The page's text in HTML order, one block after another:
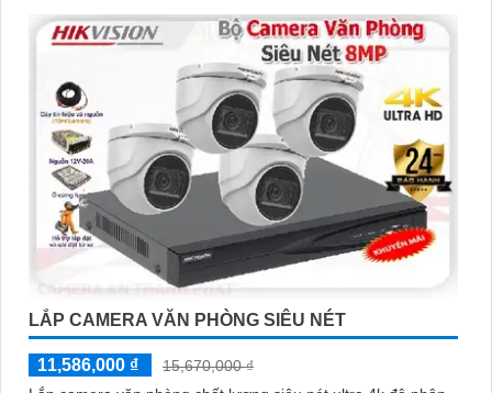
LẮP CAMERA VĂN PHÒNG SIÊU NÉT
11,586,000 ₫
15,670,000 ₫